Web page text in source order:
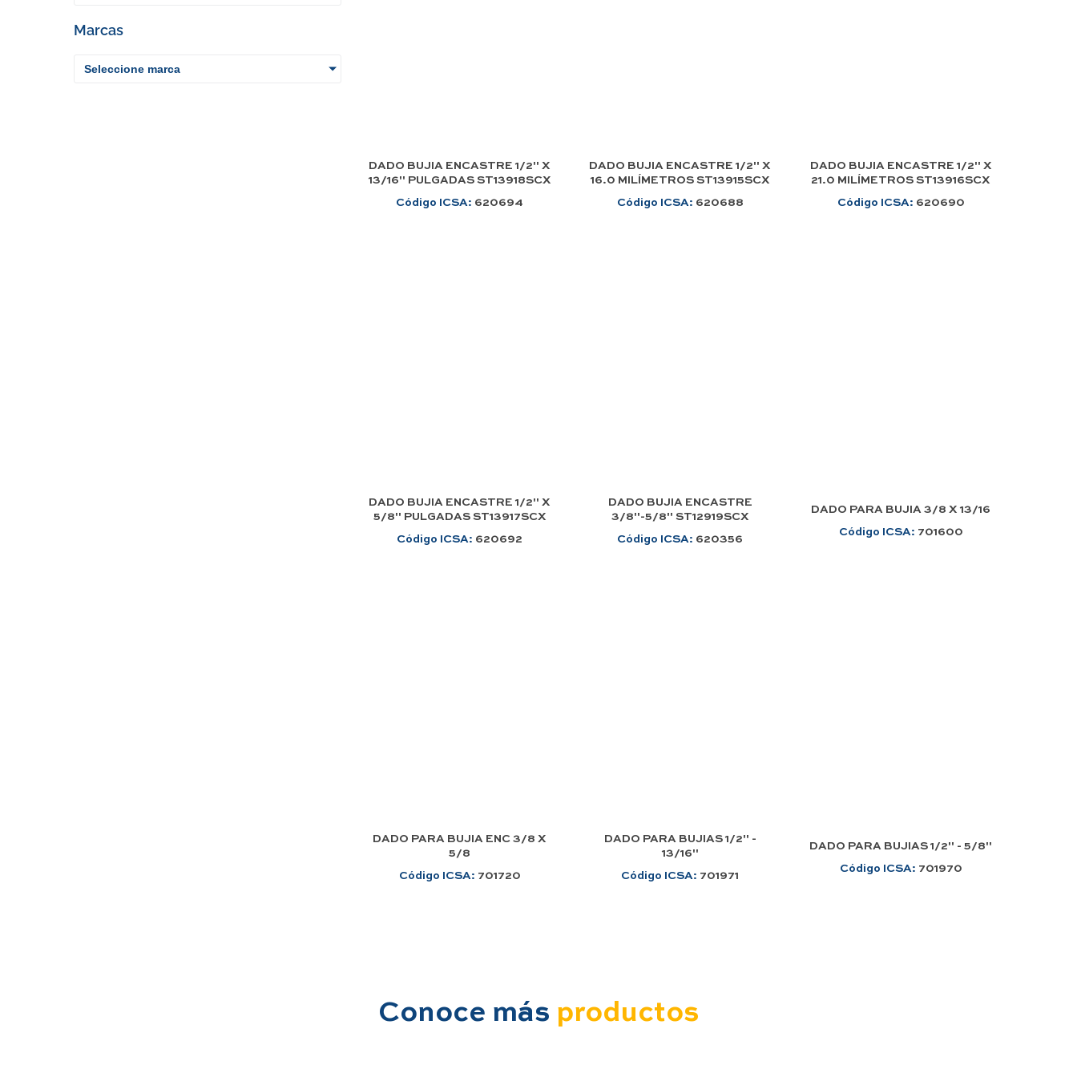
Marcas
Seleccione marca
DADO BUJIA ENCASTRE 1/2" X
13/16" PULGADAS ST13918SCX
Código ICSA: 620694
DADO BUJIA ENCASTRE 1/2" X
16.0 MILÍMETROS ST13915SCX
Código ICSA: 620688
DADO BUJIA ENCASTRE 1/2" X
21.0 MILÍMETROS ST13916SCX
Código ICSA: 620690
DADO BUJIA ENCASTRE 1/2" X
5/8" PULGADAS ST13917SCX
Código ICSA: 620692
DADO BUJIA ENCASTRE
3/8"-5/8" ST12919SCX
Código ICSA: 620356
DADO PARA BUJIA 3/8 X 13/16
Código ICSA: 701600
DADO PARA BUJIA ENC 3/8 X
5/8
Código ICSA: 701720
DADO PARA BUJIAS 1/2" -
13/16"
Código ICSA: 701971
DADO PARA BUJIAS 1/2" - 5/8"
Código ICSA: 701970
Conoce más productos